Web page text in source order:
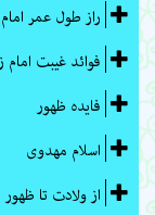
راز طول عمر
فوائد غیبت امام
فایده ظهور
اسلام مهدوی
از ولادت تا ظهور